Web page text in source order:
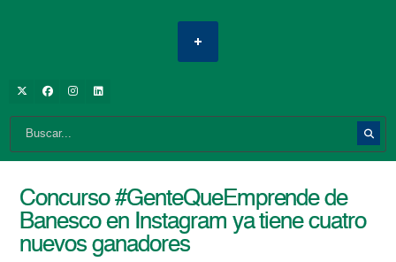
Concurso #GenteQueEmprende de
Banesco en Instagram ya tiene cuatro
nuevos ganadores